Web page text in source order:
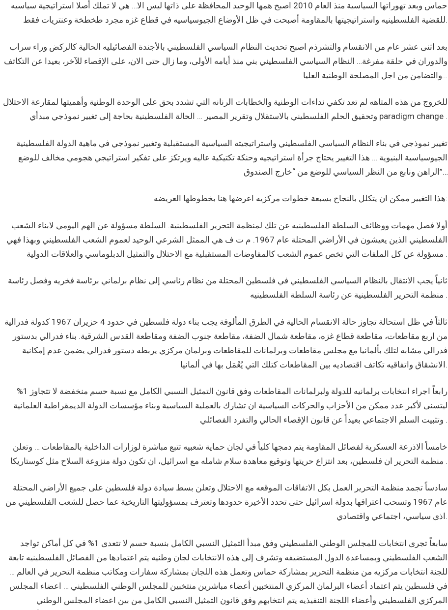
حماس وبعد تهوراتها السياسية منذ العام 2010 اصبح همها الوحيد المحافظة على ذاتها ليس الا… هي لا تملك أصلا استراتيجية سياسيه
للقضية الفلسطينيه واستراتيجيتها بالمقاومة أصبحت في ظل الأوضاع الجيوسياسيه في قطاع غزه مجرد طخطخة وعنتريات فقط.
بعد اثنى عشر عام من الانقسام والتشرذم اصبح تحديث النظام السياسي الفلسطيني بالأجندة الفصائيليه الحالية كالركض وراء سراب
والدوران في حلقة مفرغة… النظام السياسي الفلسطيني بني منذ أيامه الأولى، وما زال حتى الان، على الإقصاء للآخر، بعيدا عن التكاتف
والتضامن من اجل المصلحة الوطنية العليا…
للخروج من هذه المتاهه لم تعد تكفي نداءات الوطنية والخطابات الرنانه التي تشدد بحق على الوحدة الوطنية وأهميتها لمقارعة الاحتلال
وتحقيق الحلم الفلسطيني بالاستقلال وتقرير المصير … الحالة الفلسطينية بحاجة إلى تغيير نموذجي مبدأي paradigm change .
تغيير نموذجي في بناء النظام السياسي الفلسطيني واستراتيجيته السياسية المستقبلية وتغيير نموذجي في ماهية الدولة الفلسطينية
الجيوسياسية البنيوية … هذا التغيير يحتاج جرأة استراتيجيه وحنكة تكتيكية عاليه ويرتكز على تفكير استراتيجي هجومي مخالف للوضع
الراهن ونابع من النظر السياسي للوضع من “خارج الصندوق”…
هذا التغيير ممكن ان يتكلل بالنجاح بسبعة خطوات مركزيه اعرضها هنا بخطوطها العريضه:
أولا فصل مهمات ووظائف السلطة الفلسطينيه عن تلك لمنظمة التحرير الفلسطينية. السلطة مسؤولة عن الهم اليومي لابناء الشعب
الفلسطيني الذين يعيشون في الأراضي المحتلة عام 1967. م ت ف هي الممثل الشرعي الوحيد لعموم الشعب الفلسطيني وبهذا فهي
مسؤولة عن كل الملفات التي تخص عموم الشعب كالمفاوضات المستقبلية مع الاحتلال والتمثيل الدبلوماسي والعلاقات الدولية .
ثانياً يجب الانتقال بالنظام السياسي الفلسطيني في فلسطين المحتلة من نظام رئاسي إلى نظام برلماني برئاسة فخريه وفصل رئاسة
منظمة التحرير الفلسطينية عن رئاسة السلطة الفلسطينيه .
ثالثاً في ظل استحالة تجاوز حالة الانقسام الحالية في الطرق المألوفة يجب بناء دولة فلسطين في حدود 4 حزيران 1967 كدولة فدرالية
من اربع مقاطعات، مقاطعة قطاع غزه، مقاطعة شمال الضفة، مقاطعة جنوب الضفة ومقاطعة القدس الشرقية. بناء فدرالي بدستور
فدرالي مشابه لتلك بألمانيا مع مجلس مقاطعات وبرلمانات للمقاطعات وبرلمان مركزي يربطه دستور فدرالي يضمن عدم إمكانية
الانشقاق واتفاقيه تكاتف اقتصاديه بين المقاطعات كتلك التي يُعْمَل بها في ألمانيا.
رابعاً اجراء انتخابات برلمانيه للدولة ولبرلمانات المقاطعات وفق قانون التمثيل النسبي الكامل مع نسبة حسم منخفضة لا تتجاوز 1%
ليتسنى لأكبر عدد ممكن من الأحزاب والحركات السياسية ان تشارك بالعملية السياسية وبناء مؤسسات الدولة الديمقراطية العلمانية
وتثبيت السلم الاجتماعي بعيداً عن قانون الإقصاء الحالي والتفرد الفصائلي .
خامساً الاذرعة العسكرية لفصائل المقاومة يتم دمجها كلياً في لجان حماية شعبيه تتبع مباشرة لوزارات الداخلية بالمقاطعات … وتعلن
منظمة التحرير ان فلسطين، بعد انتزاع حريتها وتوقيع معاهدة سلام شامله مع اسرائيل، ان تكون دولة منزوعة السلاح مثل كوستاريكا .
سادساً تجمد منظمة التحرير العمل بكل الاتفاقات الموقعه مع الاحتلال وتعلن بسط سيادة دولة فلسطين على جميع الأراضي المحتلة
عام 1967 وتسحب اعترافها بدولة اسرائيل حتى تحدد الأخيرة حدودها وتعترف بمسؤوليتها التاريخية عما حصل للشعب الفلسطيني من
اذى سياسي، اجتماعي واقتصادي.
سابعاً تجرى انتخابات للمجلس الوطني الفلسطيني وفق مبدأ التمثيل النسبي الكامل بنسبة حسم لا تتعدى 1% في كل أماكن تواجد
الشعب الفلسطيني وبمساعدة الدول المستضيفه وتشرف إلى هذه الانتخابات لجان وطنيه يتم اعتمادها من الفصائل الفلسطينيه تابعة
للجنة انتخابات مركزيه من منظمة التحرير بمشاركة حماس وتعمل هذه اللجان بمشاركة سفارات ومكاتب منظمة التحرير في العالم …
في فلسطين يتم اعتماد أعضاء البرلمان المركزي المنتخبين أعضاء مباشرين منتخبين للمجلس الوطني الفلسطيني … اعضاء المجلس
المركزي الفلسطيني وأعضاء اللجنة التنفيذيه يتم انتخابهم وفق قانون التمثيل النسبي الكامل من بين اعضاء المجلس الوطني